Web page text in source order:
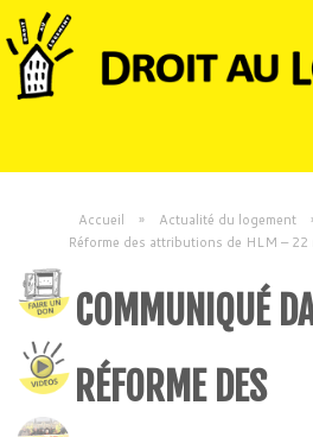
Accueil » Actualité du logement
Réforme des attributions de HLM – 22
COMMUNIQUÉ
RÉFORME DES